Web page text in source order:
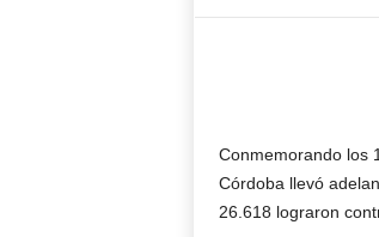
Conmemorando los
Córdoba llevó
26.618 lograron